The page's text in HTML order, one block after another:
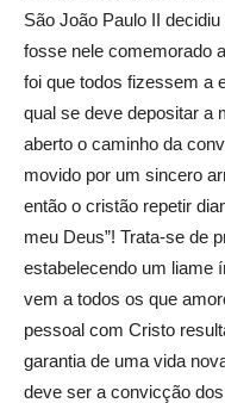
São João Paulo II
fosse nele comemorado
foi que todos fizessem a
qual se deve depositar a
aberto o caminho da
movido por um sincero
então o cristão repetir
meu Deus”! Trata-se de
estabelecendo um liame
vem a todos os que
pessoal com Cristo
garantia de uma vida
deve ser a convicção